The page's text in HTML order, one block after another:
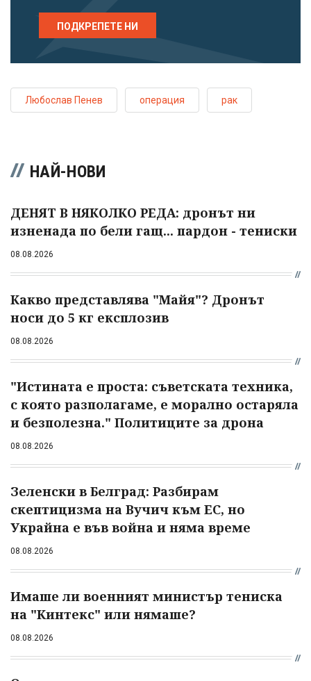
ПОДКРЕПЕТЕ НИ
Любослав Пенев операция рак
НАЙ-НОВИ
ДЕНЯТ В НЯКОЛКО РЕДА: дронът ни
изненада по бели гащ... пардон - тениски
08.08.2026
Какво представлява "Майя"? Дронът
носи до 5 кг експлозив
08.08.2026
"Истината е проста: съветската техника,
с която разполагаме, е морално остаряла
и безполезна." Политиците за дрона
08.08.2026
Зеленски в Белград: Разбирам
скептицизма на Вучич към ЕС, но
Украйна е във война и няма време
08.08.2026
Имаше ли военният министър тениска
на "Кинтекс" или нямаше?
08.08.2026